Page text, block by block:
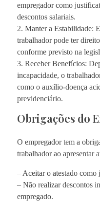
empregador como
descontos salariais.
2. Manter a Estabilidade:
trabalhador pode ter
conforme previsto na
3. Receber Benefícios:
incapacidade, o
como o auxílio-doença
previdenciário.
Obrigações do
O empregador tem a
trabalhador ao apresentar
– Aceitar o atestado como
– Não realizar descontos
empregado.